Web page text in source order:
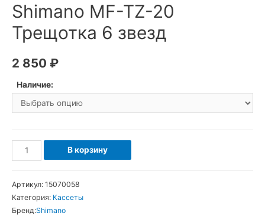
Shimano MF-TZ-20
Трещотка 6 звезд
2 850 ₽
Наличие:
Количество
товара
MF-
TZ-
В корзину
Артикул: 15070058
Категория: Кассеты
Бренд:Shimano